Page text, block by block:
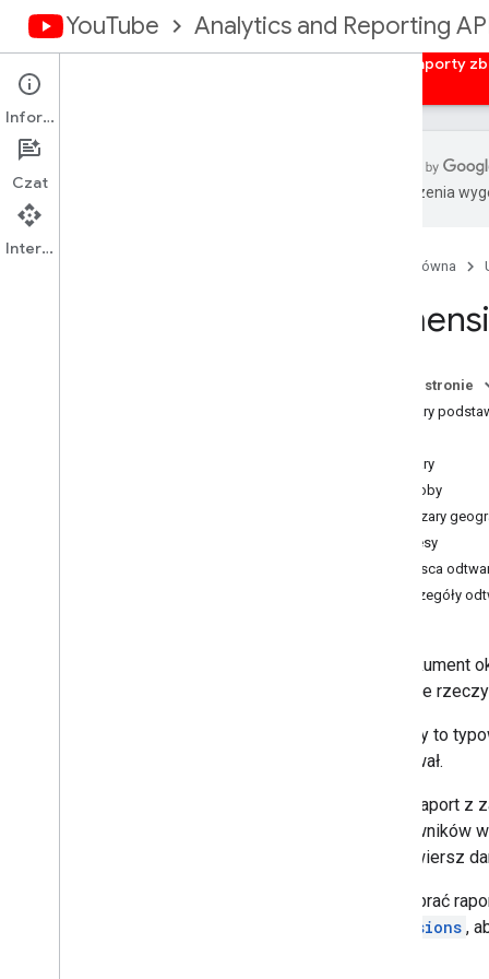
YouTube Analytics and Reporting
Raporty
You
Tłumaczenia
Strona główna
Na tej stronie
Wymiary
Wymiary
Zasoby
Obszary
Okresy
Miejsca
Szczegóły
Ten dokument
w czasie
Wymiary to
znajdował.
Każdy raport z
użytkowników
każdy wiersz
Aby pobrać
dimensions ,
Informacje
Czat
Interfejs API